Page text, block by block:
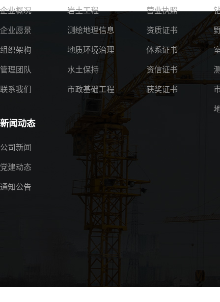
企业概况
企业愿景
组织架构
管理团队
联系我们
岩土工程
测绘地理信息
地质环境治理
水土保持
市政基础工程
营业执照
资质证书
体系证书
资信证书
获奖证书
新闻动态
公司新闻
党建动态
通知公告